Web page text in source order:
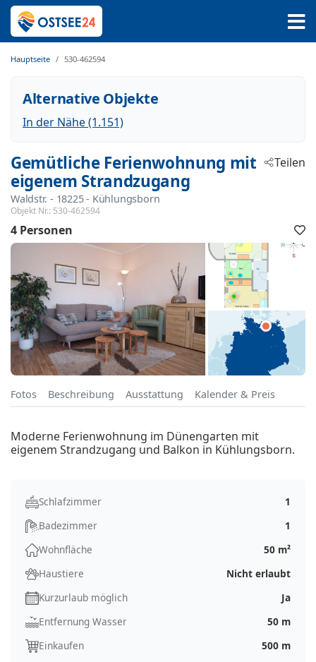
Hauptseite 530-462594
Alternative Objekte
In der Nähe (1.151)
Gemütliche Ferienwohnung mit
eigenem Strandzugang
Waldstr. - 18225 - Kühlungsborn
Objekt Nr.: 530-462594
Teilen
4 Personen
Fotos Beschreibung Ausstattung Kalender & Preis
Moderne Ferienwohnung im Dünengarten mit
eigenem Strandzugang und Balkon in Kühlungsborn.
Schlafzimmer
1
Badezimmer
1
Wohnfläche
50 m²
Haustiere
Nicht erlaubt
Kurzurlaub möglich
Ja
Entfernung Wasser
50 m
Einkaufen
500 m